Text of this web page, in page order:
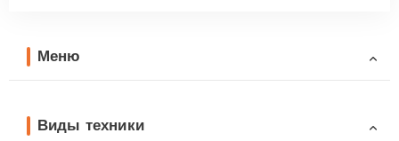
Меню
Виды техники